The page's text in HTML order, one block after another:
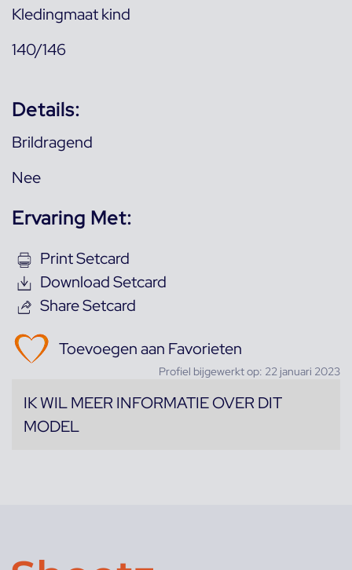
Kledingmaat kind
140/146
Details:
Brildragend
Nee
Ervaring Met:
Print Setcard
Download Setcard
Share Setcard
Toevoegen aan Favorieten
Profiel bijgewerkt op: 22 januari 2023
IK WIL MEER INFORMATIE OVER DIT
MODEL